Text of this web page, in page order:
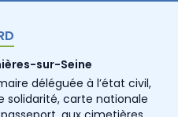
sur-Seine
déléguée à l’état civil,
solidarité, carte nationale